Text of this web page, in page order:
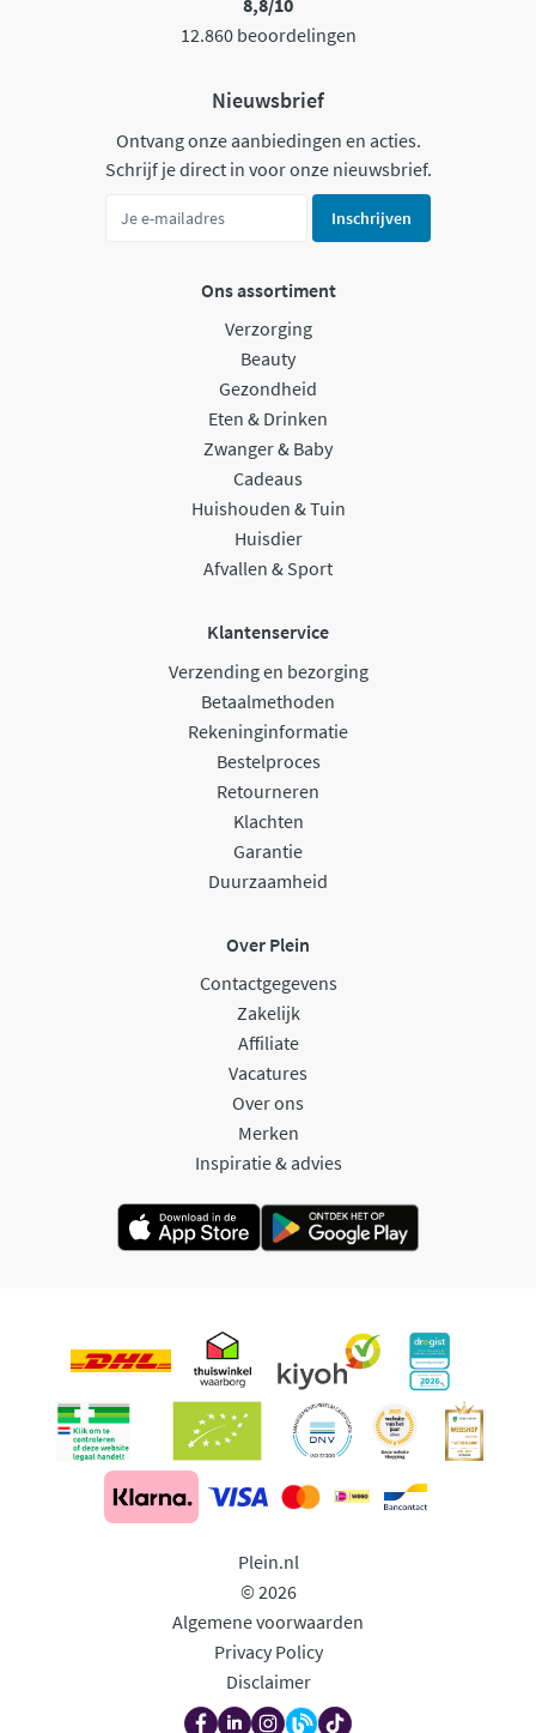
8,8/10
12.860 beoordelingen
Nieuwsbrief
Ontvang onze aanbiedingen en acties.
Schrijf je direct in voor onze nieuwsbrief.
Inschrijven
Ons assortiment
Verzorging
Beauty
Gezondheid
Eten & Drinken
Zwanger & Baby
Cadeaus
Huishouden & Tuin
Huisdier
Afvallen & Sport
Klantenservice
Verzending en bezorging
Betaalmethoden
Rekeninginformatie
Bestelproces
Retourneren
Klachten
Garantie
Duurzaamheid
Over Plein
Contactgegevens
Zakelijk
Affiliate
Vacatures
Over ons
Merken
Inspiratie & advies
Plein.nl
© 2026
Algemene voorwaarden
Privacy Policy
Disclaimer